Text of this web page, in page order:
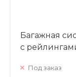
Багажная
с
Под заказ